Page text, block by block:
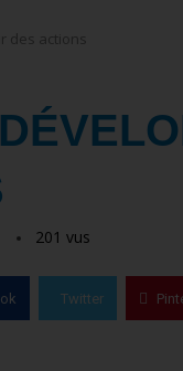
des actions
201 vus
Twitter